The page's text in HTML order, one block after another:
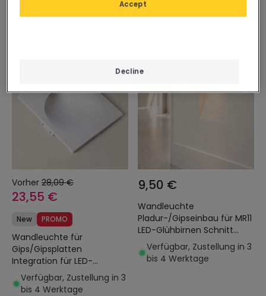
403x403 mm
Verfügbar, Zustellung in 3
Vorher 28,09 €
23,55 €
New PROMO
Wandleuchte für
Gips/Gipsplatten
Integration für LED-
Glühbirne GU10 / GU5.3
Schnitt 353x293 mm
Verfügbar, Zustellung in 3
bis 4 Werktage
9,50 €
Wandleuchte
Pladur-/Gipseinbau für MR11
LED-Glühbirnen Schnitt
103x148 mm
Verfügbar, Zustellung in 3
bis 4 Werktage
Decline
Accept